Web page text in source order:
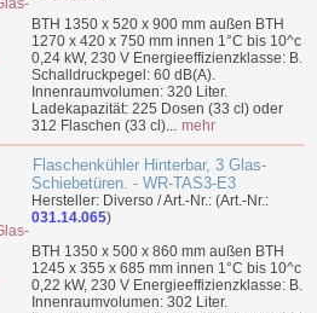
BTH 1350 x 520 x 900 mm außen BTH
1270 x 420 x 750 mm innen 1°C bis 10^c
0,24 kW, 230 V Energieeffizienzklasse: B.
Schalldruckpegel: 60 dB(A).
Innenraumvolumen: 320 Liter.
Ladekapazität: 225 Dosen (33 cl) oder
312 Flaschen (33 cl)... mehr
Flaschenkühler Hinterbar, 3 Glas-
Schiebetüren. - WR-TAS3-E3
Hersteller: Diverso / Art.-Nr.: (Art.-Nr.:
031.14.065)
BTH 1350 x 500 x 860 mm außen BTH
1245 x 355 x 685 mm innen 1°C bis 10^c
0,22 kW, 230 V Energieeffizienzklasse: B.
Innenraumvolumen: 302 Liter.